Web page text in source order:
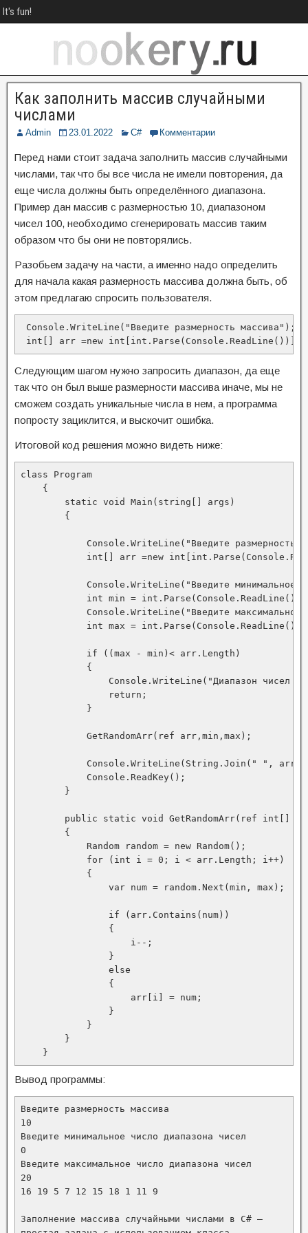
It's fun!
Как заполнить массив случайными
числами
Admin 23.01.2022 C# Комментарии
Перед нами стоит задача заполнить массив случайными
числами, так что бы все числа не имели повторения, да
еще числа должны быть определённого диапазона.
Пример дан массив с размерностью 10, диапазоном
чисел 100, необходимо сгенерировать массив таким
образом что бы они не повторялись.
Разобьем задачу на части, а именно надо определить
для начала какая размерность массива должна быть, об
этом предлагаю спросить пользователя.
Console.WriteLine("Введите размерность массива");
int[] arr =new int[int.Parse(Console.ReadLine())];
Следующим шагом нужно запросить диапазон, да еще
так что он был выше размерности массива иначе, мы не
сможем создать уникальные числа в нем, а программа
попросту зациклится, и выскочит ошибка.
Итоговой код решения можно видеть ниже:
class Program
    {
        static void Main(string[] args)
        {
Console.WriteLine("Введите размерность
int[] arr =new
Console.WriteLine("Введите минимальное
            int min = int.Parse(Console.ReadLine());
Console.WriteLine("Введите максимальное
            int max = int.Parse(Console.ReadLine());
            if ((max - min)< arr.Length)
            {
Console.WriteLine("Диапазон чисел
                return;
            }
            GetRandomArr(ref arr,min,max);
Console.WriteLine(String.Join(" ",
            Console.ReadKey();
        }
public static void GetRandomArr(ref int[]
        {
            Random random = new Random();
            for (int i = 0; i < arr.Length; i++)
            {
                var num = random.Next(min, max);
                if (arr.Contains(num))
                {
                    i--;
                }
                else
                {
                    arr[i] = num;
                }
            }
        }
    }
Вывод программы:
Введите размерность массива
10
Введите минимальное число диапазона чисел
0
Введите максимальное число диапазона чисел
20
16 19 5 7 12 15 18 1 11 9
Заполнение массива случайными числами в C# —